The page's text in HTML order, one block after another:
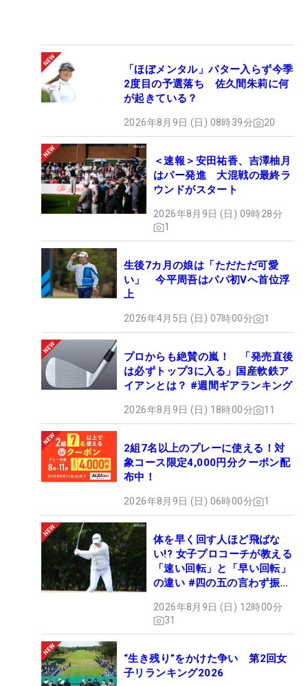
「ほぼメンタル」パター入らず今季
2度目の予選落ち 佐久間朱莉に何
が起きている？
2026年8月9日 (日) 08時39分 20
＜速報＞安田祐香、吉澤柚月
はパー発進 大混戦の最終ラ
ウンドがスタート
2026年8月9日 (日) 09時28分
1
生後7カ月の娘は「ただただ可愛
い」 今平周吾はパパ初Vへ首位浮
上
2026年4月5日 (日) 07時00分 1
プロからも絶賛の嵐！ 「発売直後
は必ずトップ3に入る」国産軟鉄ア
イアンとは？ #週間ギアランキング
2026年8月9日 (日) 18時00分 11
2組7名以上のプレーに使える！対
象コース限定4,000円分クーポン配
布中！
2026年8月9日 (日) 06時00分 1
体を早く回す人ほど飛ばな
い!? 女子プロコーチが教える
「速い回転」と「早い回転」
の違い #四の五の言わず振り
2026年8月9日 (日) 12時00分
31
“生き残り”をかけた争い 第2回女
子リランキング2026